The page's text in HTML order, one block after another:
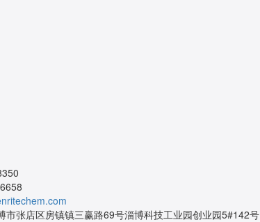
市张店区房镇镇三赢路69号淄博科技工业园创业园5#142号